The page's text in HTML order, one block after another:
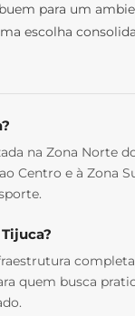
para um
escolha
na Zona Norte
Centro e à Zona
quem busca